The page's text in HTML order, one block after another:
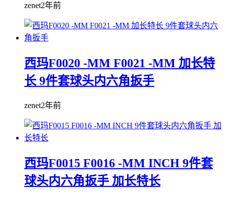
zenet2年前
西玛F0020 -MM F0021 -MM 加长特
长 9件套球头内六角扳手
zenet2年前
西玛F0015 F0016 -MM INCH 9件套
球头内六角扳手 加长特长